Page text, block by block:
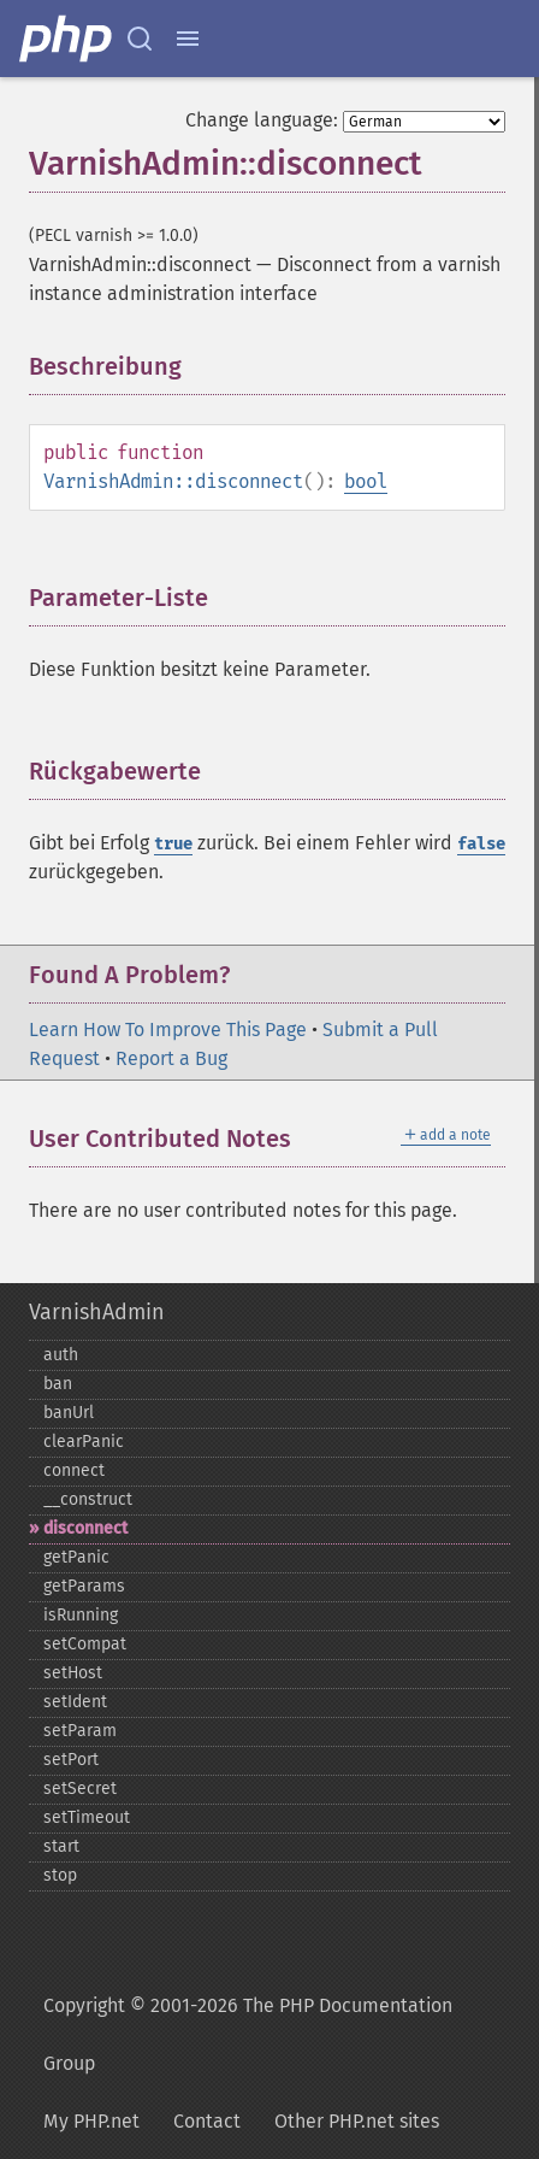
Change language:
VarnishAdmin::disconnect
(PECL varnish >= 1.0.0)
VarnishAdmin::disconnect — Disconnect from a varnish
instance administration interface
Beschreibung
public function
VarnishAdmin::disconnect(): bool
Parameter-Liste
Diese Funktion besitzt keine Parameter.
Rückgabewerte
Gibt bei Erfolg true zurück. Bei einem Fehler wird false
zurückgegeben.
Found A Problem?
Learn How To Improve This Page • Submit a Pull
Request • Report a Bug
＋ add a note
User Contributed Notes
There are no user contributed notes for this page.
VarnishAdmin
auth
ban
banUrl
clearPanic
connect
_​_​construct
disconnect
getPanic
getParams
isRunning
setCompat
setHost
setIdent
setParam
setPort
setSecret
setTimeout
start
stop
Copyright © 2001-2026 The PHP Documentation
Group
My PHP.net Contact Other PHP.net sites